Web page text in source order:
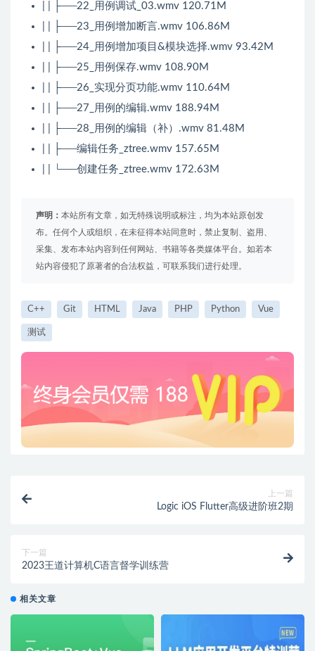
| | ├──22_用例调试_03.wmv 120.71M
| | ├──23_用例增加断言.wmv 106.86M
| | ├──24_用例增加项目&模块选择.wmv 93.42M
| | ├──25_用例保存.wmv 108.90M
| | ├──26_实现分页功能.wmv 110.64M
| | ├──27_用例的编辑.wmv 188.94M
| | ├──28_用例的编辑（补）.wmv 81.48M
| | ├──编辑任务_ztree.wmv 157.65M
| | └──创建任务_ztree.wmv 172.63M
声明： 本站所有文章，如无特殊说明或标注，均为本站原创发
布。任何个人或组织，在未征得本站同意时，禁止复制、盗用、
采集、发布本站内容到任何网站、书籍等各类媒体平台。如若本
站内容侵犯了原著者的合法权益，可联系我们进行处理。
C++ Git HTML Java PHP Python Vue
测试
上一篇
Logic iOS Flutter高级进阶班2期
下一篇
2023王道计算机C语言督学训练营
相关文章